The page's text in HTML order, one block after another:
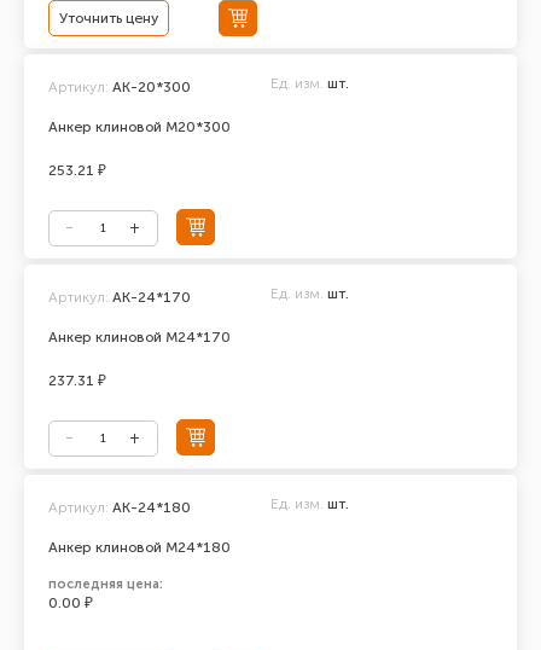
Уточнить цену
Анкер клиновой М20*300
Артикул: АК-20*300 Ед. изм. шт.
253.21 ₽
Анкер клиновой М24*170
Артикул: АК-24*170 Ед. изм. шт.
237.31 ₽
Анкер клиновой М24*180
Артикул: AK-24*180 Ед. изм. шт.
последняя цена:
0.00 ₽